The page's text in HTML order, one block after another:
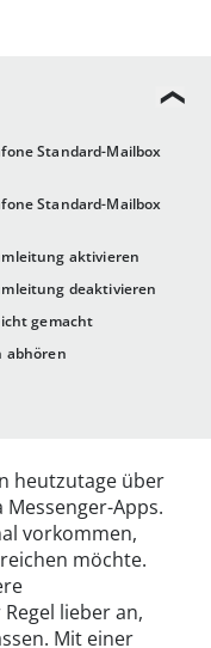
Standard-Mailbox
Standard-Mailbox
aktivieren
deaktivieren
gemacht
abhören
heutzutage über
Apps.
vorkommen,
möchte.
lieber an,
Mit einer